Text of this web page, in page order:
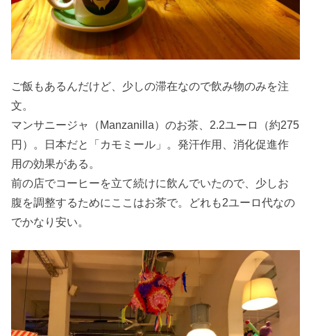
ご飯もあるんだけど、少しの滞在なので飲み物のみを注
文。
マンサニージャ（Manzanilla）のお茶、2.2ユーロ（約275
円）。日本だと「カモミール」。発汗作用、消化促進作
用の効果がある。
前の店でコーヒーを立て続けに飲んでいたので、少しお
腹を調整するためにここはお茶で。どれも2ユーロ代なの
でかなり安い。